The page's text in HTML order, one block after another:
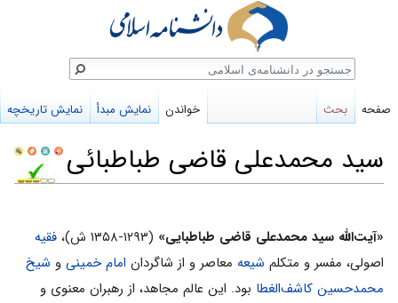
سید محمدعلی قاضی طباطبائی
به
ناوبری
به
جستجو
«آیت‌­الله سید محمدعلی قاضی طباطبایی» (۱۲۹۳-۱۳۵۸ ش)،
فقیه
اصولی، مفسر و متکلم شیعه معاصر و از شاگردان امام ­خمینی و شیخ
محمدحسین کاشف‌الغطا بود. این عالم مجاهد، از رهبران معنوی و
صفحه بحث خواندن نمایش مبدأ نمایش تاریخچه
جستجو